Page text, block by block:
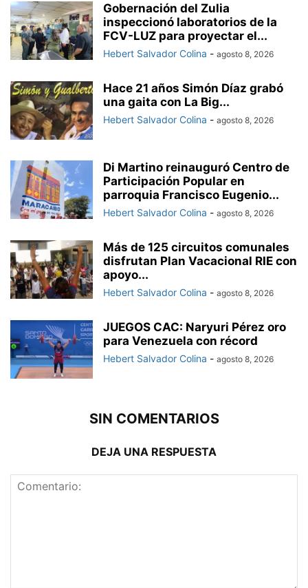
Gobernación del Zulia
inspeccionó laboratorios de la
FCV-LUZ para proyectar el...
Hebert Salvador Colina - agosto 8, 2026
Hace 21 años Simón Díaz grabó
una gaita con La Big...
Hebert Salvador Colina - agosto 8, 2026
Di Martino reinauguró Centro de
Participación Popular en
parroquia Francisco Eugenio...
Hebert Salvador Colina - agosto 8, 2026
Más de 125 circuitos comunales
disfrutan Plan Vacacional RIE con
apoyo...
Hebert Salvador Colina - agosto 8, 2026
JUEGOS CAC: Naryuri Pérez oro
para Venezuela con récord
Hebert Salvador Colina - agosto 8, 2026
SIN COMENTARIOS
DEJA UNA RESPUESTA